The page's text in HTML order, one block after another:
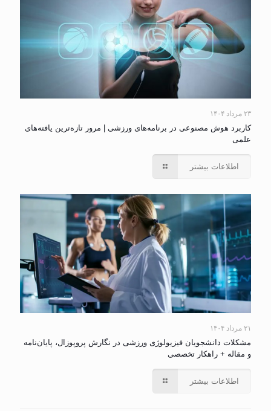
۲۳ مرداد ۱۴۰۴
کاربرد هوش مصنوعی در برنامه‌های ورزشی | مرور تازه‌ترین یافته‌های
علمی
اطلاعات بیشتر
۲۱ مرداد ۱۴۰۴
مشکلات دانشجویان فیزیولوژی ورزشی در نگارش پروپوزال، پایان‌نامه
و مقاله + راهکار تخصصی
اطلاعات بیشتر